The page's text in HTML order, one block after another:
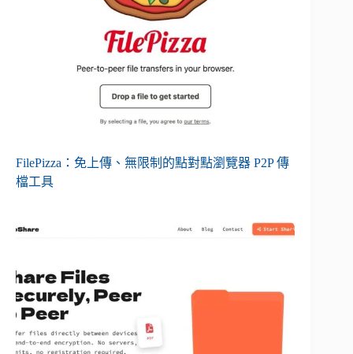
FilePizza：免上傳、無限制的點對點瀏覽器 P2P 傳
檔工具